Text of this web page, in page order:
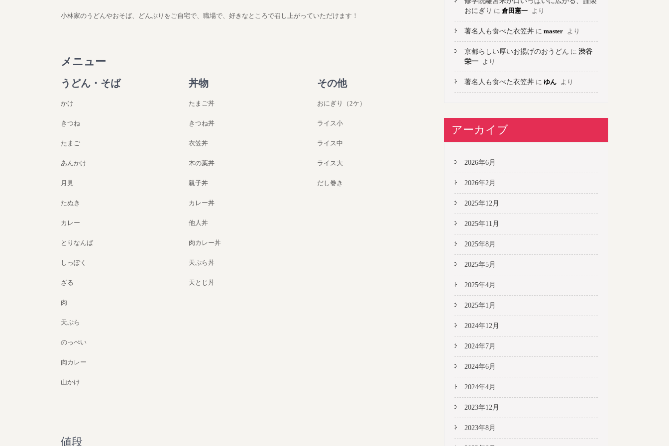
小林家のうどんやおそば、どんぶりをご自宅で、職場で、好きなところで召し上がっていただけます！
メニュー
うどん・そば
かけ
きつね
たまご
あんかけ
月見
たぬき
カレー
とりなんば
しっぽく
ざる
肉
天ぷら
のっぺい
肉カレー
山かけ
丼物
たまご丼
きつね丼
衣笠丼
木の葉丼
親子丼
カレー丼
他人丼
肉カレー丼
天ぷら丼
天とじ丼
その他
おにぎり（2ケ）
ライス小
ライス中
ライス大
だし巻き
値段
おにぎり に 倉田憲一 より
著名人も食べた衣笠丼 に master より
京都らしい厚いお揚げのおうどん に 渋谷
栄一 より
著名人も食べた衣笠丼 に ゆん より
アーカイブ
2026年6月
2026年2月
2025年12月
2025年11月
2025年8月
2025年5月
2025年4月
2025年1月
2024年12月
2024年7月
2024年6月
2024年4月
2023年12月
2023年8月